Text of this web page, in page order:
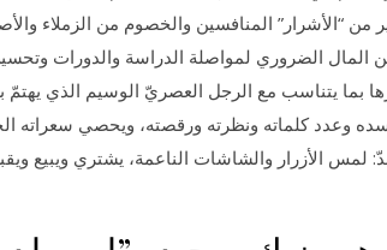
من “الأشرار” المنافسين والخصوم من الزملاء
الضروري لمواصلة الدراسة والدورات
بما يتناسب مع الرجل العصريّ الوسيم الذي
وعدد كلماته ونظرته ورقصته، ويحصي سعراته
الأزرار والشاشات الناعمة، يشتري ويبيع